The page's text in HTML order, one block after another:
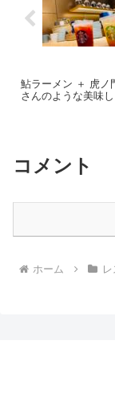
鮎ラーメン ＋ 虎ノ
さんのような美味し
コメント
ホーム